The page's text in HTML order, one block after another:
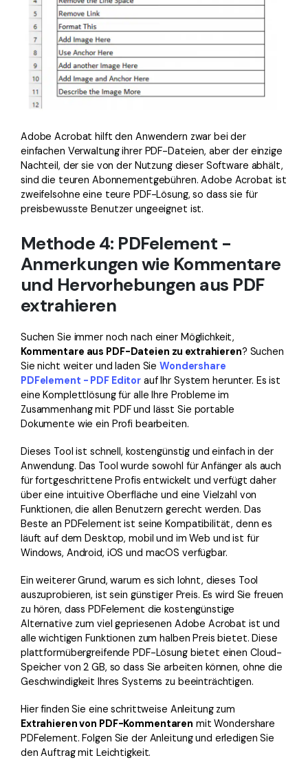
Adobe Acrobat hilft den Anwendern zwar bei der
einfachen Verwaltung ihrer PDF-Dateien, aber der einzige
Nachteil, der sie von der Nutzung dieser Software abhält,
sind die teuren Abonnementgebühren. Adobe Acrobat ist
zweifelsohne eine teure PDF-Lösung, so dass sie für
preisbewusste Benutzer ungeeignet ist.
Methode 4: PDFelement -
Anmerkungen wie Kommentare
und Hervorhebungen aus PDF
extrahieren
Suchen Sie immer noch nach einer Möglichkeit,
Kommentare aus PDF-Dateien zu extrahieren? Suchen
Sie nicht weiter und laden SieWondershare
PDFelement - PDF Editor auf Ihr System herunter. Es ist
eine Komplettlösung für alle Ihre Probleme im
Zusammenhang mit PDF und lässt Sie portable
Dokumente wie ein Profi bearbeiten.
Dieses Tool ist schnell, kostengünstig und einfach in der
Anwendung. Das Tool wurde sowohl für Anfänger als auch
für fortgeschrittene Profis entwickelt und verfügt daher
über eine intuitive Oberfläche und eine Vielzahl von
Funktionen, die allen Benutzern gerecht werden. Das
Beste an PDFelement ist seine Kompatibilität, denn es
läuft auf dem Desktop, mobil und im Web und ist für
Windows, Android, iOS und macOS verfügbar.
Ein weiterer Grund, warum es sich lohnt, dieses Tool
auszuprobieren, ist sein günstiger Preis. Es wird Sie freuen
zu hören, dass PDFelement die kostengünstige
Alternative zum viel gepriesenen Adobe Acrobat ist und
alle wichtigen Funktionen zum halben Preis bietet. Diese
plattformübergreifende PDF-Lösung bietet einen Cloud-
Speicher von 2 GB, so dass Sie arbeiten können, ohne die
Geschwindigkeit Ihres Systems zu beeinträchtigen.
Hier finden Sie eine schrittweise Anleitung zum
Extrahieren von PDF-Kommentaren mit Wondershare
PDFelement. Folgen Sie der Anleitung und erledigen Sie
den Auftrag mit Leichtigkeit.